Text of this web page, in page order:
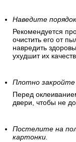
Наведите
Рекомендуется
очистить его от
навредить
ухудшит их
Плотно закройте
Перед
двери, чтобы не
Постелите на
картонки.